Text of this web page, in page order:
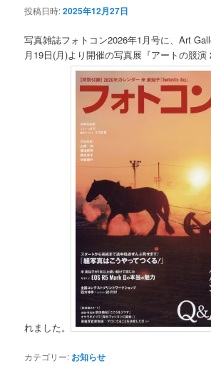
投稿日時:2025年12月27日
写真雑誌フォトコン2026年1月号に、Art
月19日(月)より開催の写真展『アートの競演
れました。
カテゴリー: お知らせ